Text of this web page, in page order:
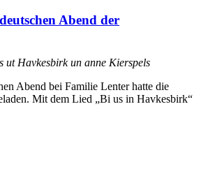
Abend der
ut Havkesbirk un anne Kierspels
Abend bei Familie Lenter hatte die
Mit dem Lied „Bi us in Havkesbirk“